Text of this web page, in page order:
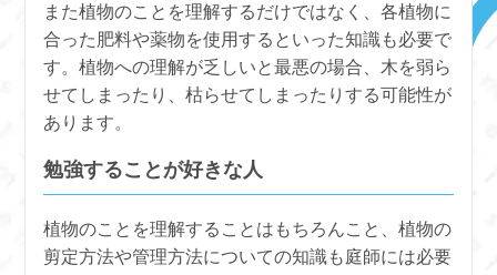
また植物のことを理解するだけではなく、各植物に
合った肥料や薬物を使用するといった知識も必要で
す。植物への理解が乏しいと最悪の場合、木を弱ら
せてしまったり、枯らせてしまったりする可能性が
あります。
勉強することが好きな人
植物のことを理解することはもちろんこと、植物の
剪定方法や管理方法についての知識も庭師には必要